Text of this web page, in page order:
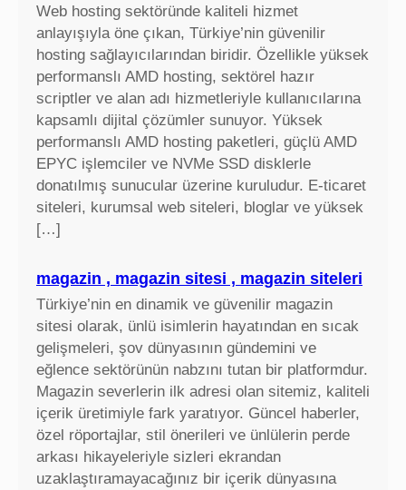
Web hosting sektöründe kaliteli hizmet
anlayışıyla öne çıkan, Türkiye’nin güvenilir
hosting sağlayıcılarından biridir. Özellikle yüksek
performanslı AMD hosting, sektörel hazır
scriptler ve alan adı hizmetleriyle kullanıcılarına
kapsamlı dijital çözümler sunuyor. Yüksek
performanslı AMD hosting paketleri, güçlü AMD
EPYC işlemciler ve NVMe SSD disklerle
donatılmış sunucular üzerine kuruludur. E-ticaret
siteleri, kurumsal web siteleri, bloglar ve yüksek
[…]
magazin , magazin sitesi , magazin siteleri
Türkiye’nin en dinamik ve güvenilir magazin
sitesi olarak, ünlü isimlerin hayatından en sıcak
gelişmeleri, şov dünyasının gündemini ve
eğlence sektörünün nabzını tutan bir platformdur.
Magazin severlerin ilk adresi olan sitemiz, kaliteli
içerik üretimiyle fark yaratıyor. Güncel haberler,
özel röportajlar, stil önerileri ve ünlülerin perde
arkası hikayeleriyle sizleri ekrandan
uzaklaştıramayacağınız bir içerik dünyasına